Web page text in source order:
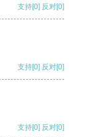
支持[0] 反对[0]
支持[0] 反对[0]
支持[0] 反对[0]